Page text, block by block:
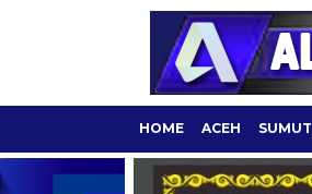
HOME ACEH SUMUT